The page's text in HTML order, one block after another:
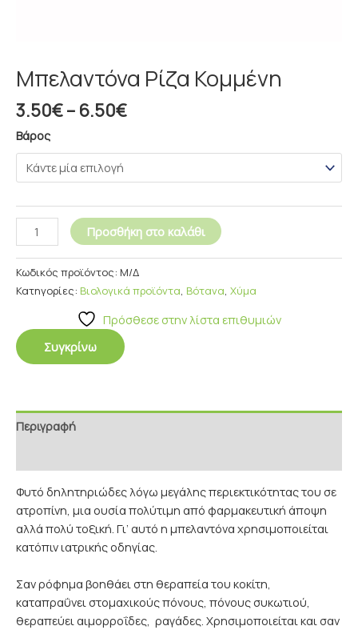
Μπελαντόνα Ρίζα Κομμένη
3.50€– 6.50€
Βάρος
Προσθήκη στο καλάθι
Κωδικός προϊόντος: Μ/Δ
Κατηγορίες: Βιολογικά προϊόντα, Βότανα, Χύμα
Πρόσθεσε στην λίστα επιθυμιών
Συγκρίνω
Περιγραφή
Φυτό δηλητηριώδες λόγω μεγάλης περιεκτικότητας του σε
ατροπίνη, μια ουσία πολύτιμη από φαρμακευτική άποψη
αλλά πολύ τοξική. Γι’ αυτό η μπελαντόνα χρησιμοποιείται
κατόπιν ιατρικής οδηγίας.
Σαν ρόφημα βοηθάει στη θεραπεία του κοκίτη,
καταπραΰνει στομαχικούς πόνους, πόνους συκωτιού,
θεραπεύει αιμορροΐδες, ραγάδες. Χρησιμοποιείται και σαν